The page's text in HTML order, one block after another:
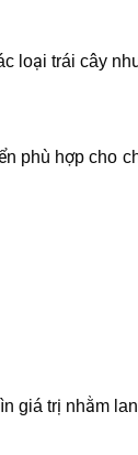
loại trái cây
phù hợp cho
giá trị nhằm